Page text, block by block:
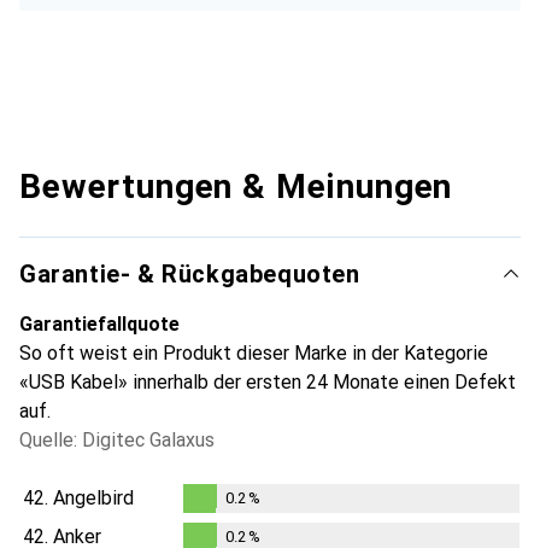
Bewertungen & Meinungen
Garantie- & Rückgabequoten
Garantiefallquote
So oft weist ein Produkt dieser Marke in der Kategorie
«USB Kabel» innerhalb der ersten 24 Monate einen Defekt
auf.
Quelle: Digitec Galaxus
42. Angelbird
0.2%
0.2 %
42. Anker 0.2 %